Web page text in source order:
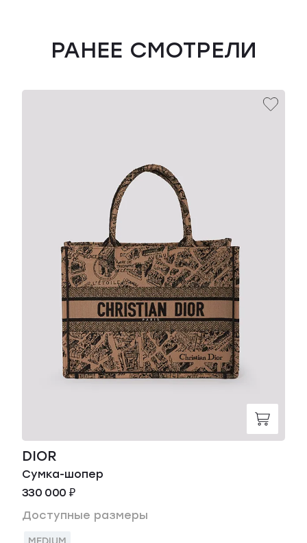
РАНЕЕ СМОТРЕЛИ
DIOR
Сумка-шопер
330 000 ₽
Доступные размеры